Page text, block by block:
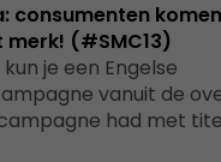
consumenten
(#SMC13)
je een Engelse
vanuit de
had met